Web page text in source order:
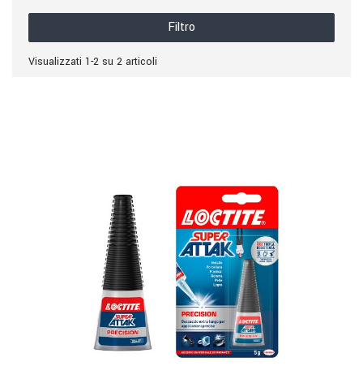
Filtro
Visualizzati 1-2 su 2 articoli